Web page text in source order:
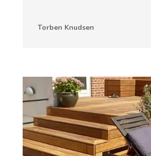
Torben Knudsen